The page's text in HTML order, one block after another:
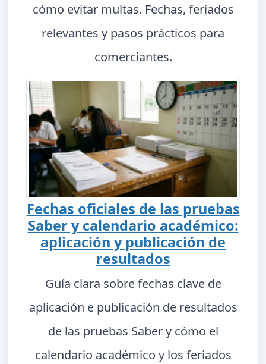
cómo evitar multas. Fechas, feriados
relevantes y pasos prácticos para
comerciantes.
Fechas oficiales de las pruebas
Saber y calendario académico:
aplicación y publicación de
resultados
Guía clara sobre fechas clave de
aplicación e publicación de resultados
de las pruebas Saber y cómo el
calendario académico y los feriados